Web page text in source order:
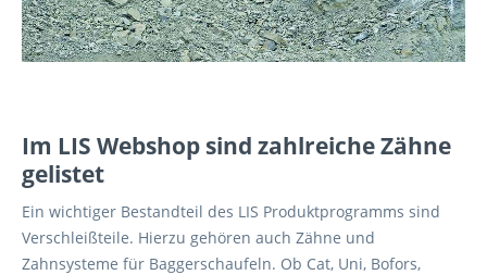
Im LIS Webshop sind zahlreiche Zähne
gelistet
Ein wichtiger Bestandteil des LIS Produktprogramms sind
Verschleißteile. Hierzu gehören auch Zähne und
Zahnsysteme für Baggerschaufeln. Ob Cat, Uni, Bofors,